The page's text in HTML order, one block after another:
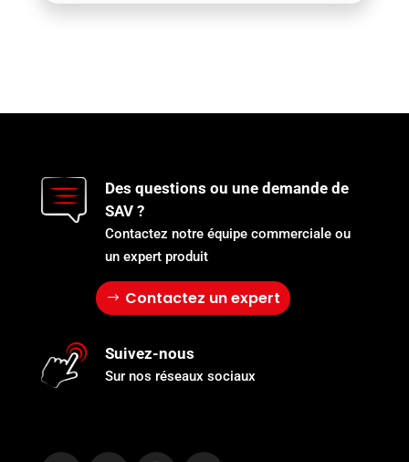
Des questions ou une demande de
SAV ?
Contactez notre équipe commerciale ou
un expert produit
Contactez un expert
Suivez-nous
Sur nos réseaux sociaux